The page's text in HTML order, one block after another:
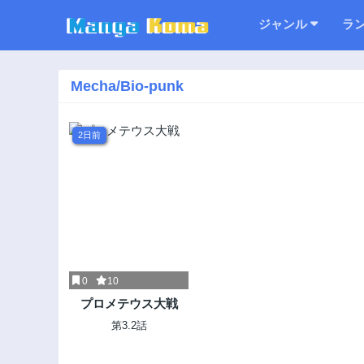
ジャンル ラ
Mecha/Bio-punk
2日前
0 10
プロメテウス大戦
第3.2話